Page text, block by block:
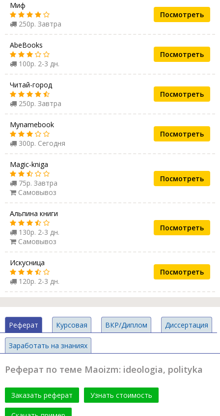
Миф
250р. Завтра
Посмотреть
AbeBooks
100р. 2-3 дн.
Посмотреть
Читай-город
250р. Завтра
Посмотреть
Mynamebook
300р. Сегодня
Посмотреть
Magic-kniga
75р. Завтра
Самовывоз
Посмотреть
Альпина книги
130р. 2-3 дн.
Самовывоз
Посмотреть
Искусница
120р. 2-3 дн.
Посмотреть
Реферат Курсовая ВКР/Диплом Диссертация
Заработать на знаниях
Реферат по теме Maoizm: ideologia, polityka
Заказать реферат Узнать стоимость